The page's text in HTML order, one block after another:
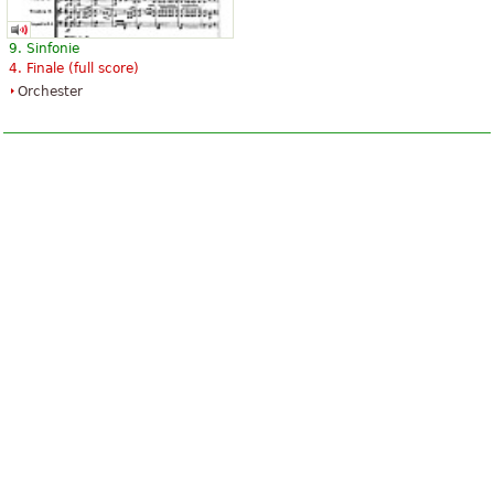
F’_r Elise - The 100 Most
Beautiful Classical Original Piano
Pieces
14,76 €
9. Sinfonie
4. Finale (full score)
Orchester